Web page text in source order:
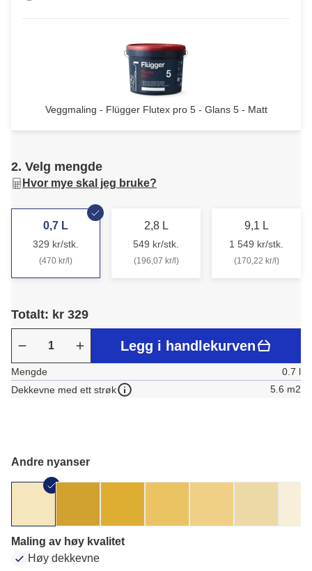
Veggmaling - Flügger Flutex pro 5 - Glans 5 - Matt
2. Velg mengde
Hvor mye skal jeg bruke?
0,7 L
329 kr/stk.
(470 kr/l)
2,8 L
549 kr/stk.
(196,07 kr/l)
9,1 L
1 549 kr/stk.
(170,22 kr/l)
Totalt: kr 329
Legg i handlekurven
Mengde
0.7 l
Dekkevne med ett strøk
5.6 m2
Andre nyanser
Maling av høy kvalitet
Høy dekkevne